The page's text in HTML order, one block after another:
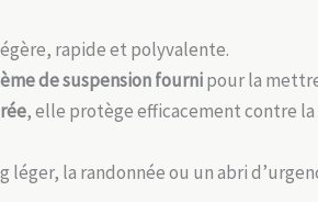
rapide et polyvalente.
de suspension fournipour la
, elle protège efficacement contre
la randonnée ou un abri